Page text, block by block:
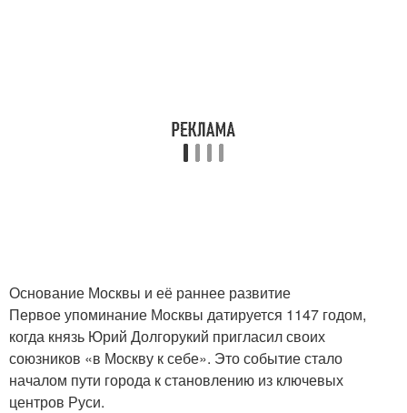
Основание Москвы и её раннее развитие
Первое упоминание Москвы датируется 1147 годом,
когда князь Юрий Долгорукий пригласил своих
союзников «в Москву к себе». Это событие стало
началом пути города к становлению из ключевых
центров Руси.